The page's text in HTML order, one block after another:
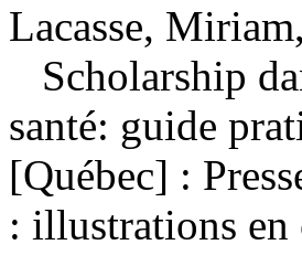
Lacasse,
Scholarship
santé: guide
[Québec] :
: illustrations